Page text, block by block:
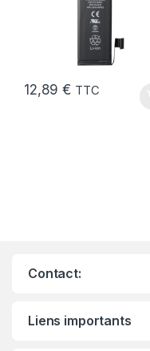
12,89€ TTC
Contact:
Liens importants